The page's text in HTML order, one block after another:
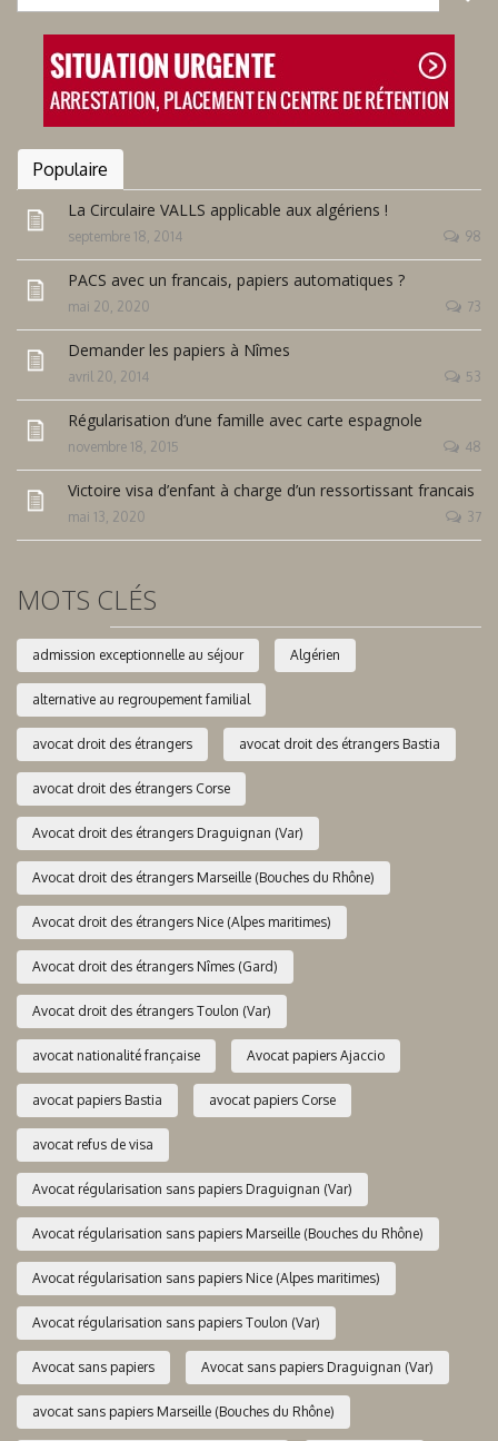
Populaire
La Circulaire VALLS applicable aux algériens !
septembre 18, 2014 98
PACS avec un francais, papiers automatiques ?
mai 20, 2020 73
Demander les papiers à Nîmes
avril 20, 2014 53
Régularisation d’une famille avec carte espagnole
novembre 18, 2015 48
Victoire visa d’enfant à charge d’un ressortissant francais
mai 13, 2020 37
MOTS CLÉS
admission exceptionnelle au séjour Algérien
alternative au regroupement familial
avocat droit des étrangers avocat droit des étrangers Bastia
avocat droit des étrangers Corse
Avocat droit des étrangers Draguignan (Var)
Avocat droit des étrangers Marseille (Bouches du Rhône)
Avocat droit des étrangers Nice (Alpes maritimes)
Avocat droit des étrangers Nîmes (Gard)
Avocat droit des étrangers Toulon (Var)
avocat nationalité française Avocat papiers Ajaccio
avocat papiers Bastia avocat papiers Corse
avocat refus de visa
Avocat régularisation sans papiers Draguignan (Var)
Avocat régularisation sans papiers Marseille (Bouches du Rhône)
Avocat régularisation sans papiers Nice (Alpes maritimes)
Avocat régularisation sans papiers Toulon (Var)
Avocat sans papiers Avocat sans papiers Draguignan (Var)
avocat sans papiers Marseille (Bouches du Rhône)